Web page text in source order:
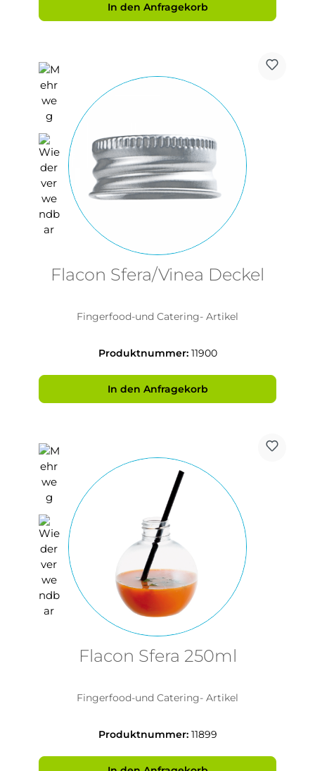
In den Anfragekorb
Flacon Sfera/Vinea Deckel
Fingerfood-und Catering- Artikel
Produktnummer: 11900
In den Anfragekorb
Flacon Sfera 250ml
Fingerfood-und Catering- Artikel
Produktnummer: 11899